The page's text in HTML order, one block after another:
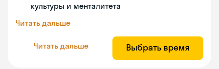
культуры и менталитета
Читать дальше
Читать дальше Выбрать время